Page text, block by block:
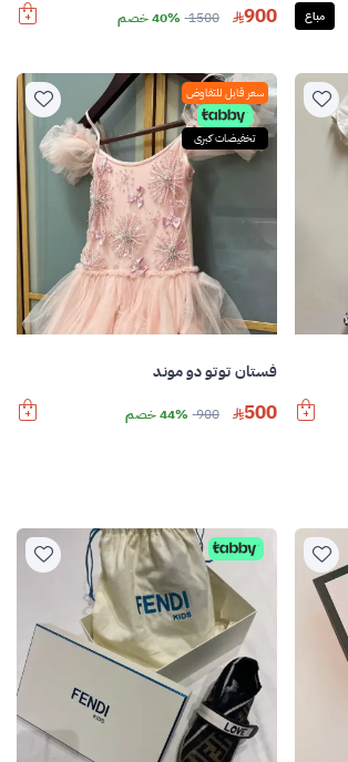
مباع 900
1500 40% خصم
سعر قابل للتفاوض
تخفيضات كبرى
فستان توتو دو موند
500
900 44% خصم